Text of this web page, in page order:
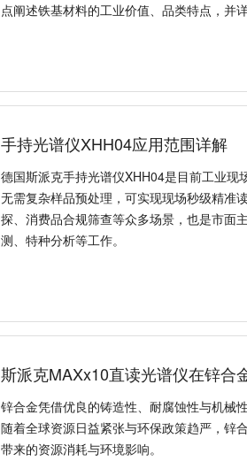
德国斯派克手持光谱仪XHH04是目前工业现
无需复杂样品预处理，可实现现场秒级精准
探、消费品合规筛查等众多场景，也是市面
锌合金凭借优良的铸造性、耐腐蚀性与机械
随着全球资源日益紧张与环保政策趋严，锌